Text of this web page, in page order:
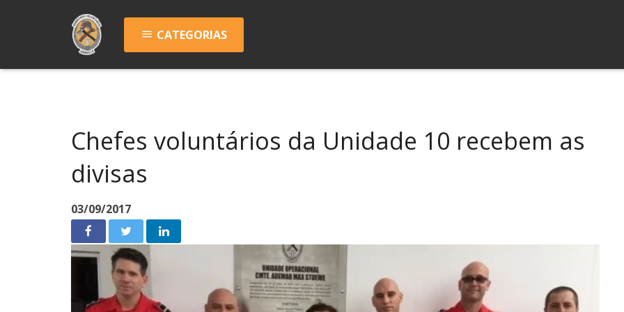
menu CATEGORIAS
Chefes voluntários da Unidade 10 recebem as
divisas
03/09/2017